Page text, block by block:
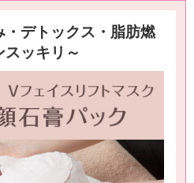
デトックス・脂肪燃
ッキリ～